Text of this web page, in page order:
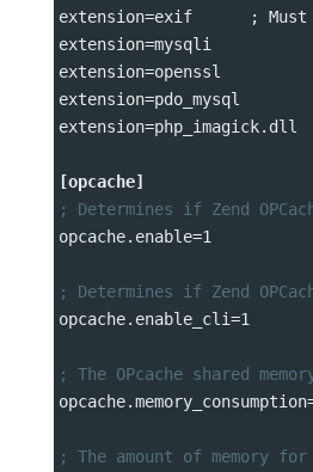
extension=exif      ; Must
extension=mysqli
extension=openssl
extension=pdo_mysql
extension=php_imagick.dll
[opcache]
; Determines if Zend
opcache.enable=1
; Determines if Zend
opcache.enable_cli=1
; The OPcache shared
opcache.memory_consumption
; The amount of memory